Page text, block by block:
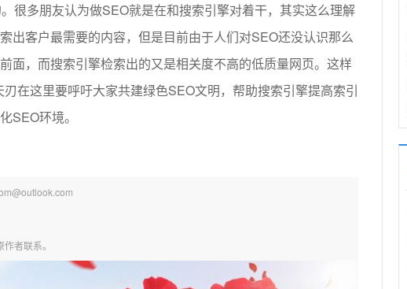
很多朋友认为做SEO就是在和搜索引擎对着干，其实这么理解
出客户最需要的内容，但是目前由于人们对SEO还没认识那么
面，而搜索引擎检索出的又是相关度不高的低质量网页。这样
在这里要呼吁大家共建绿色SEO文明，帮助搜索引擎提高索引
SEO环境。
者联系。